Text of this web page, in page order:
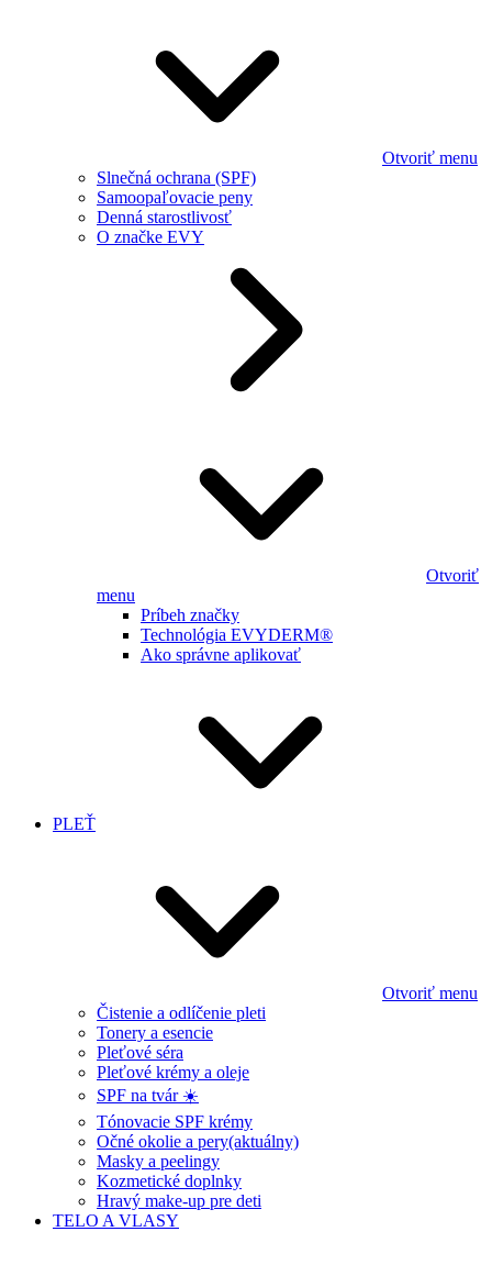
Otvoriť menu
Slnečná ochrana (SPF)
Samoopaľovacie peny
Denná starostlivosť
O značke EVY
Otvoriť
menu
Príbeh značky
Technológia EVYDERM®
Ako správne aplikovať
PLEŤ
Otvoriť menu
Čistenie a odlíčenie pleti
Tonery a esencie
Pleťové séra
Pleťové krémy a oleje
SPF na tvár ☀️
Tónovacie SPF krémy
Očné okolie a pery(aktuálny)
Masky a peelingy
Kozmetické doplnky
Hravý make-up pre deti
TELO A VLASY